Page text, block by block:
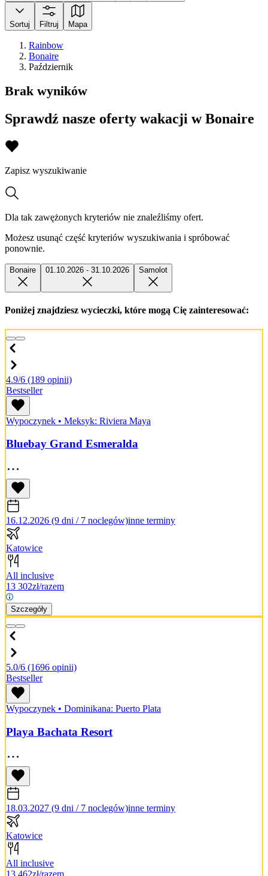
Sortuj Filtruj Mapa
Rainbow
Bonaire
Październik
Brak wyników
Sprawdź nasze oferty wakacji w Bonaire
Zapisz wyszukiwanie
Dla tak zawężonych kryteriów nie znaleźliśmy ofert.
Możesz usunąć część kryteriów wyszukiwania i spróbować
ponownie.
Bonaire 01.10.2026 - 31.10.2026 Samolot
Poniżej znajdziesz wycieczki, które mogą Cię zainteresować:
4.9/6 (189 opinii)
Bestseller
Wypoczynek • Meksyk: Riviera Maya
Bluebay Grand Esmeralda
16.12.2026 (9 dni / 7 noclegów)inne terminy
Katowice
All inclusive
13 302zł/razem
Szczegóły
5.0/6 (1696 opinii)
Bestseller
Wypoczynek • Dominikana: Puerto Plata
Playa Bachata Resort
18.03.2027 (9 dni / 7 noclegów)inne terminy
Katowice
All inclusive